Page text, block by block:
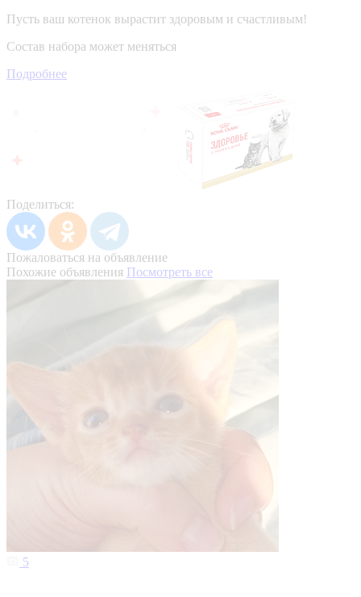
Пусть ваш котенок вырастит здоровым и счастливым!
Состав набора может меняться
Подробнее
Поделиться:
Пожаловаться на объявление
Похожие объявления Посмотреть все
5